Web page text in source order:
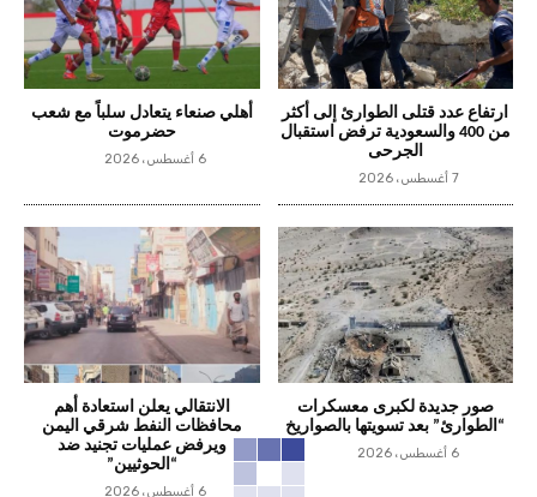
ارتفاع عدد قتلى الطوارئ إلى أكثر
من 400 والسعودية ترفض استقبال
الجرحى
7 أغسطس، 2026
أهلي صنعاء يتعادل سلباً مع شعب
حضرموت
6 أغسطس، 2026
صور جديدة لكبرى معسكرات
“الطوارئ” بعد تسويتها بالصواريخ
6 أغسطس، 2026
الانتقالي يعلن استعادة أهم
محافظات النفط شرقي اليمن
ويرفض عمليات تجنيد ضد
“الحوثيين”
6 أغسطس، 2026